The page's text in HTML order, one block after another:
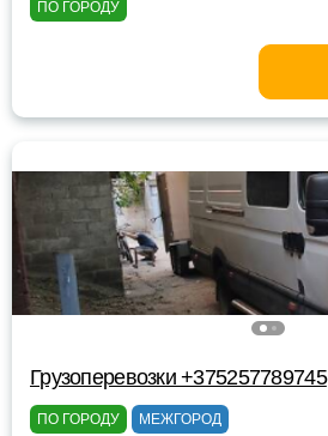
ПО ГОРОДУ
Грузоперевозки +375257789745
ПО ГОРОДУ МЕЖГОРОД